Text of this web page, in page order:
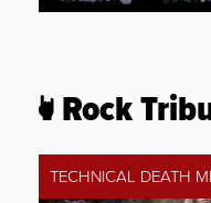
Rock
TECHNICAL DEATH